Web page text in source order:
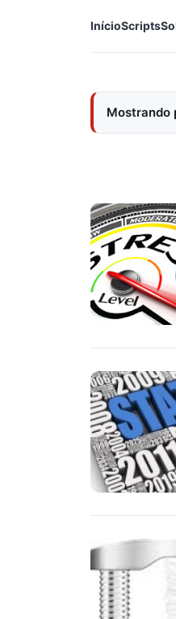
InícioScripts
Mostrando